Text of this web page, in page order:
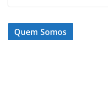
Quem Somos